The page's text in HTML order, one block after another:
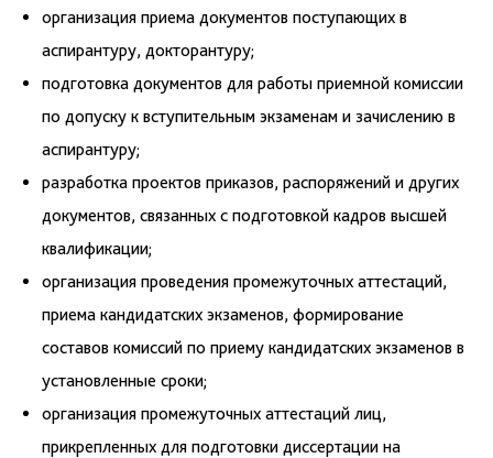
организация приема документов поступающих в
аспирантуру, докторантуру;
подготовка документов для работы приемной комиссии
по допуску к вступительным экзаменам и зачислению в
аспирантуру;
разработка проектов приказов, распоряжений и других
документов, связанных с подготовкой кадров высшей
квалификации;
организация проведения промежуточных аттестаций,
приема кандидатских экзаменов, формирование
составов комиссий по приему кандидатских экзаменов в
установленные сроки;
организация промежуточных аттестаций лиц,
прикрепленных для подготовки диссертации на